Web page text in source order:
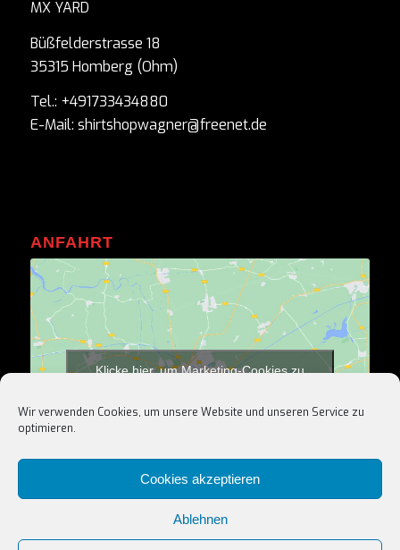
Wir verwenden Cookies, um unsere Website und unseren Service zu
optimieren.
Cookies akzeptieren
Ablehnen
MX YARD
Büßfelderstrasse 18
35315 Homberg (Ohm)
Tel.: +491733434880
E-Mail: shirtshopwagner@freenet.de
ANFAHRT
Klicke hier, um Marketing-Cookies zu